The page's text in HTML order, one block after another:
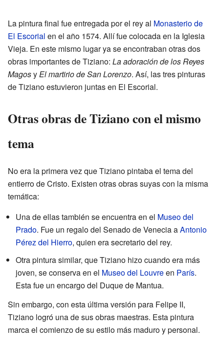
La pintura final fue entregada por el rey al Monasterio de
El Escorial en el año 1574. Allí fue colocada en la Iglesia
Vieja. En este mismo lugar ya se encontraban otras dos
obras importantes de Tiziano: La adoración de los Reyes
MagosyEl martirio de San Lorenzo. Así, las tres pinturas
de Tiziano estuvieron juntas en El Escorial.
Otras obras de Tiziano con el mismo
tema
No era la primera vez que Tiziano pintaba el tema del
entierro de Cristo. Existen otras obras suyas con la misma
temática:
Una de ellas también se encuentra en el Museo del
Prado. Fue un regalo del Senado de Venecia aAntonio
Pérez del Hierro, quien era secretario del rey.
Otra pintura similar, que Tiziano hizo cuando era más
joven, se conserva en el Museo del Louvreen París.
Esta fue un encargo del Duque de Mantua.
Sin embargo, con esta última versión para Felipe II,
Tiziano logró una de sus obras maestras. Esta pintura
marca el comienzo de su estilo más maduro y personal.